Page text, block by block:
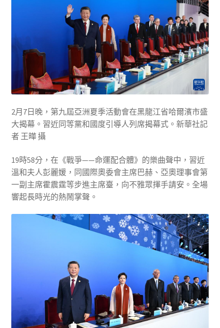
2月7日晚，第九屆亞洲夏季活動會在黑龍江省哈爾濱市盛
大揭幕。習近同等黨和國度引導人列席揭幕式。新華社記
者 王曄 攝
19時58分，在《戰爭——命運配合體》的樂曲聲中，習近
溫和夫人彭麗媛，同國際奧委會主席巴赫、亞奧理事會第
一副主席霍震霆等步進主席臺，向不雅眾揮手請安。全場
響起長時光的熱鬧掌聲。